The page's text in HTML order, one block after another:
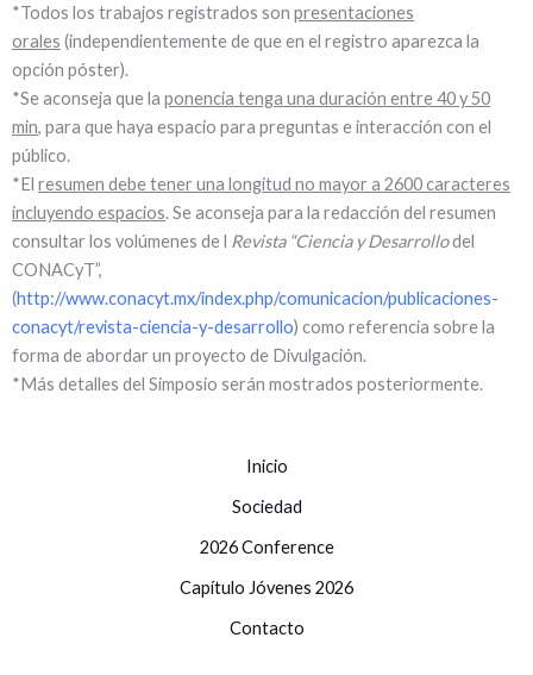
*Todos los trabajos registrados son presentaciones
orales (independientemente de que en el registro aparezca la
opción póster).
*Se aconseja que la ponencia tenga una duración entre 40 y 50
min, para que haya espacio para preguntas e interacción con el
público.
*El resumen debe tener una longitud no mayor a 2600 caracteres
incluyendo espacios. Se aconseja para la redacción del resumen
consultar los volúmenes de l Revista “Ciencia y Desarrollodel
CONACyT”,
(http://www.conacyt.mx/index.php/comunicacion/publicaciones-
conacyt/revista-ciencia-y-desarrollo) como referencia sobre la
forma de abordar un proyecto de Divulgación.
*Más detalles del Simposio serán mostrados posteriormente.
Inicio
Sociedad
2026 Conference
Capítulo Jóvenes 2026
Contacto